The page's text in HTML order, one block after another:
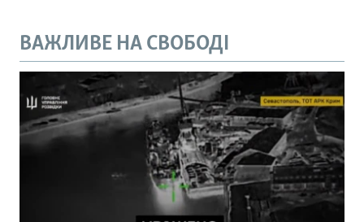
ВАЖЛИВЕ НА СВОБОДІ